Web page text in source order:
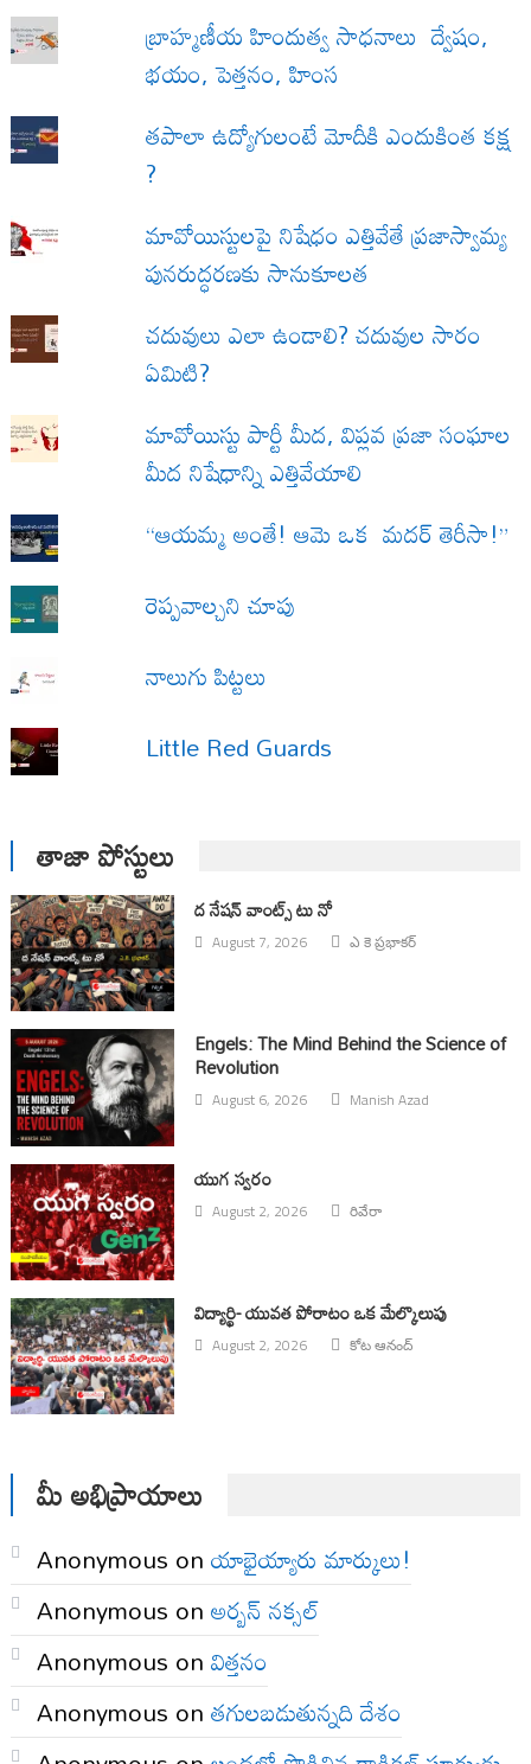
బ్రాహ్మణీయ హిందుత్వ సాధనాలు ద్వేషం,
భయం, పెత్తనం, హింస
త‌పాలా ఉద్యోగులంటే మోదీకి ఎందుకింత కక్ష
?
మావోయిస్టులపై నిషేధం ఎత్తివేతే ప్రజాస్వామ్య
పునరుద్ధరణకు సానుకూలత
చదువులు ఎలా ఉండాలి? చదువుల సారం
ఏమిటి?
మావోయిస్టు పార్టీ మీద, విప్లవ ప్రజా సంఘాల
మీద నిషేధాన్ని ఎత్తివేయాలి
“ఆయమ్మ అంతే! ఆమె ఒక మదర్ తెరీసా!”
రెప్పవాల్చని చూపు
నాలుగు పిట్టలు
Little Red Guards
తాజా పోస్టులు
ద నేషన్ వాంట్స్ టు నో
August 7, 2026 ఎ కె ప్రభాకర్
Engels: The Mind Behind the Science of
Revolution
August 6, 2026 Manish Azad
యుగ స్వ‌రం
August 2, 2026 రివేరా
విద్యార్థి- యువత పోరాటం ఒక మేల్కొలుపు
August 2, 2026 కోట ఆనంద్
మీ అభిప్రాయాలు
Anonymous onయాభైయ్యారు మార్కులు!
Anonymous onఅర్బన్ నక్సల్
Anonymous onవిత్తనం
Anonymous onతగులబడుతున్నది దేశం